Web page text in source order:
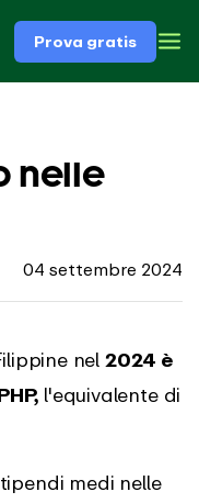
Prova gratis
nelle
04 settembre 2024
nel 2024 è
l'equivalente di
medi nelle